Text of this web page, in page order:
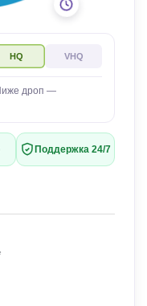
HQ VHQ
дроп —
Поддержка 24/7